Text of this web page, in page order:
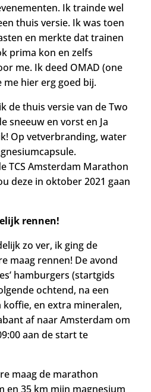
Ik trainde wel
thuis versie. Ik was toen
en merkte dat trainen
prima kon en zelfs
me. Ik deed OMAD (one
me hier erg goed bij.
de thuis versie van de Two
sneeuw en vorst en Ja
Op vetverbranding, water
TCS Amsterdam Marathon
deze in oktober 2021 gaan
rennen!
zo ver, ik ging de
maag rennen! Deavond
hamburgers (startgids
ochtend, na een
en extra mineralen,
af naar Amsterdam om
aan de start te
maag de marathon
en 35 km mijn magnesium